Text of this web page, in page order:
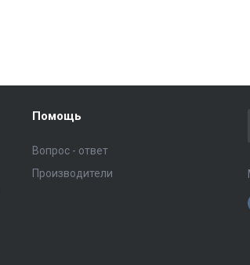
Помощь
Вопрос - ответ
Производители